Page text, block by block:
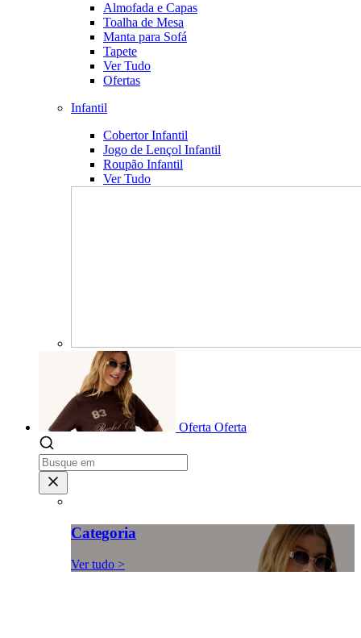
Almofada e Capas
Toalha de Mesa
Manta para Sofá
Tapete
Ver Tudo
Ofertas
Infantil
Cobertor Infantil
Jogo de Lençol Infantil
Roupão Infantil
Ver Tudo
Oferta Oferta
Categoria
Ver tudo >